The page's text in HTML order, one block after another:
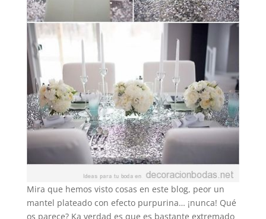
Mira que hemos visto cosas en este blog, peor un
mantel plateado con efecto purpurina… ¡nunca! Qué
os parece? Ka verdad es que es bastante extremado